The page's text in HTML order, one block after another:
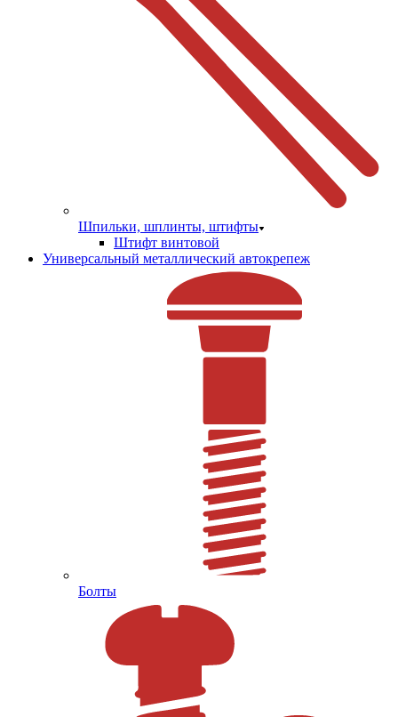
Шпильки, шплинты, штифты
Штифт винтовой
Универсальный металлический автокрепеж
Болты